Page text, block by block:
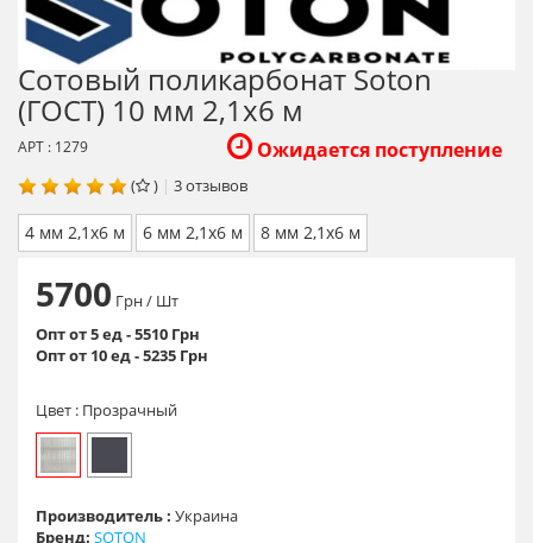
Сотовый поликарбонат Soton
(ГОСТ) 10 мм 2,1х6 м
Ожидается поступление
АРТ : 1279
( ) | 3отзывов
4 мм 2,1х6 м 6 мм 2,1х6 м 8 мм 2,1х6 м
5700 Грн/ Шт
Опт от 5 ед - 5510 Грн
Опт от 10 ед - 5235 Грн
Цвет : Прозрачный
Производитель : Украина
Бренд: SOTON